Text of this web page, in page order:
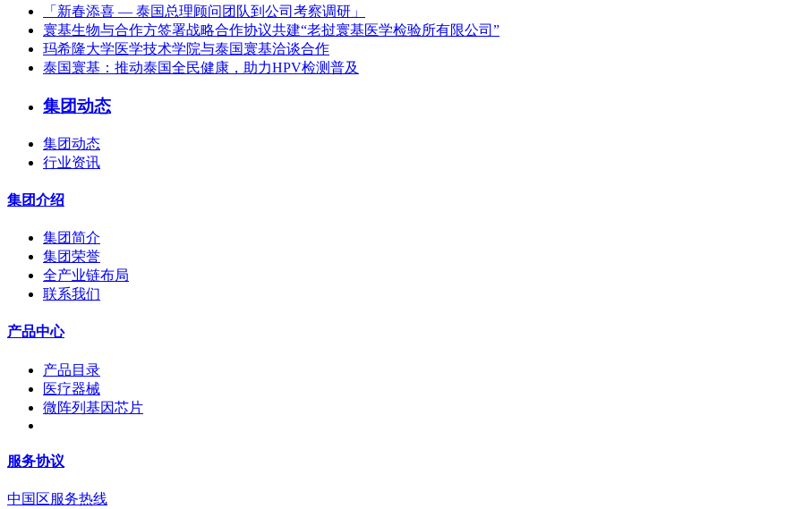
「新春添喜 — 泰国总理顾问团队到公司考察调研」
寰基生物与合作方签署战略合作协议共建“老挝寰基医学检验所有限公司”
玛希隆大学医学技术学院与泰国寰基洽谈合作
泰国寰基：推动泰国全民健康，助力HPV检测普及
集团动态
集团动态
行业资讯
集团介绍
集团简介
集团荣誉
全产业链布局
联系我们
产品中心
产品目录
医疗器械
微阵列基因芯片
服务协议
中国区服务热线